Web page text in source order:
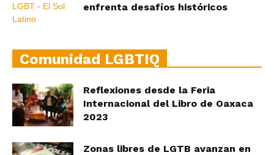
enfrenta desafíos históricos
Comunidad LGBTIQ
Reflexiones desde la Feria
Internacional del Libro de Oaxaca
2023
Zonas libres de LGTB avanzan en